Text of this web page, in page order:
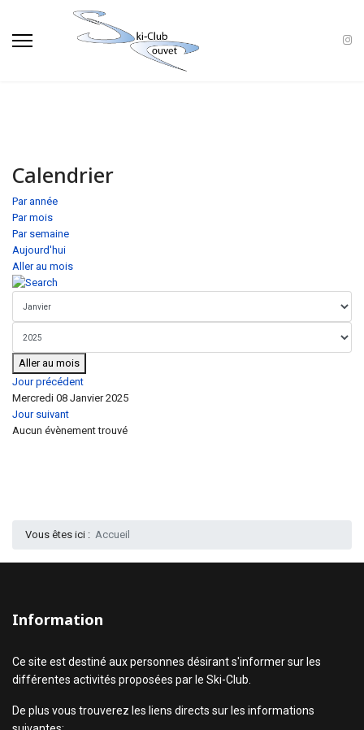
Calendrier
Par année
Par mois
Par semaine
Aujourd'hui
Aller au mois
Aller au mois
Jour précédent
Mercredi 08 Janvier 2025
Jour suivant
Aucun évènement trouvé
Vous êtes ici : Accueil
Information
Ce site est destiné aux personnes désirant s'informer sur les
différentes activités proposées par le Ski-Club.
De plus vous trouverez les liens directs sur les informations